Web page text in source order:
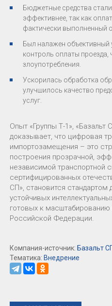
Бюджетные средства
эффективнее, так как
фактически выполненный
Был налажен объективный
контроль оплаты проезда,
злоупотребления.
Ускорилась обработка
улучшилось качество
услуг.
Опыт «Группы Т-1»,
доказывает, что цифровая
импортозамещения – это
построения прозрачной,
независимой транспортной
сертифицированных
СП», становится стандартом
устойчивых
готовых к
Российской Федерации.
Компания-источник: Базальт
Тематика: Внедрение